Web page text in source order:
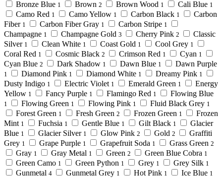
Bronze Blue 1 Brown 2 Brown Wood 1 Cali Blue 1
Camo Red 1 Camo Yellow 1 Carbon Black 1
Carbon
Fiber 1 Carbon Fiber Gray 1 Carbon Stripe 1
Champagne 1 Champagne Gold 3 Cherry Pink 2
Classic
Silver 1 Clean White 1 Coast Gold 1 Cool Grey 1
Coral Red 1 Cosmic Black 2 Crimson Red 1 Cyan 1
Cyan Blue 2 Dark Shadow 1 Dawn Blue 1 Dawn Purple
1 Diamond Pink 1 Diamond White 1 Dreamy Pink 1
Dusty Indigo 1 Electric Violet 1 Emerald Green 1
Energy
Yellow 1 Fancy Purple 1 Flamingo Red 1 Flowing Blue
1 Flowing Green 1 Flowing Pink 1 Fluid Black Grey 1
Forest Green 1 Fresh Green 2 Frozen Green 1
Frozen
Mint 1 Fuchsia 1 Gentle Blue 1 Gilt Black 1
Glacier
Blue 1 Glacier Silver 1 Glow Pink 2 Gold 2
Graffiti
Grey 1 Grape Purple 1 Grapefruit Soda 1 Grass Green 2
Gray 1 Gray Metal 1 Green 2 Green Blue Cobra 1
Green Camo 1 Green Python 1 Grey 1 Grey Silk 1
Gunmetal 4 Gunmetal Grey 1 Hot Pink 1 Ice Blue 1